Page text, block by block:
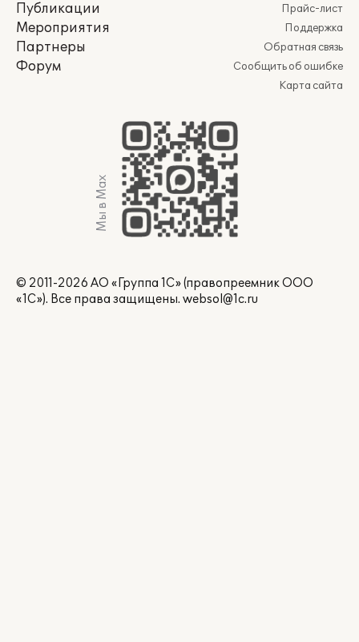
Публикации
Мероприятия
Партнеры
Форум
Прайс-лист
Поддержка
Обратная связь
Сообщить об ошибке
Карта сайта
Мы в Max
© 2011-2026 АО «Группа 1С» (правопреемник ООО
«1С»). Все права защищены. websol@1c.ru